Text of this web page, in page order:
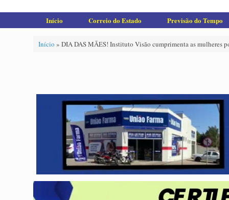
Início Correio do Estado Previsão do Tempo
Início » DIA DAS MÃES! Instituto Visão cumprimenta as mulheres